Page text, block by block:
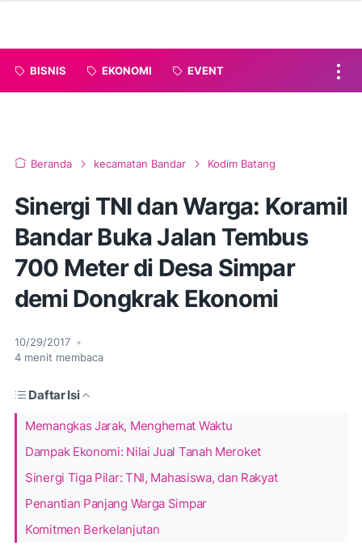
BISNIS EKONOMI EVENT
Beranda kecamatan Bandar Kodim Batang
Sinergi TNI dan Warga: Koramil
Bandar Buka Jalan Tembus
700 Meter di Desa Simpar
demi Dongkrak Ekonomi
10/29/2017 •
4 menit membaca
Daftar Isi
Memangkas Jarak, Menghemat Waktu
Dampak Ekonomi: Nilai Jual Tanah Meroket
Sinergi Tiga Pilar: TNI, Mahasiswa, dan Rakyat
Penantian Panjang Warga Simpar
Komitmen Berkelanjutan